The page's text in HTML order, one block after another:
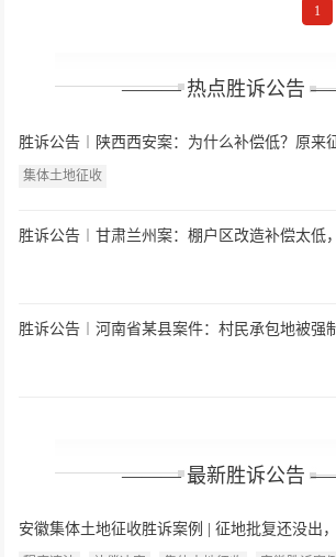
1
——— 热点胜诉公告
胜诉公告︱陕西西安案：为什么补偿低？原来
集体土地征收
胜诉公告︱甘肃兰州案：棚户区改造补偿太低
胜诉公告︱河南省某县案件：村民承包地被强
——— 最新胜诉公告
安徽集体土地征收胜诉案例 | 征地批复还没出